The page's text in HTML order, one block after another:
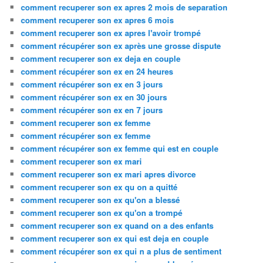
comment recuperer son ex apres 2 mois de separation
comment recuperer son ex apres 6 mois
comment recuperer son ex apres l'avoir trompé
comment récupérer son ex après une grosse dispute
comment recuperer son ex deja en couple
comment récupérer son ex en 24 heures
comment récupérer son ex en 3 jours
comment récupérer son ex en 30 jours
comment récupérer son ex en 7 jours
comment recuperer son ex femme
comment récupérer son ex femme
comment récupérer son ex femme qui est en couple
comment recuperer son ex mari
comment recuperer son ex mari apres divorce
comment recuperer son ex qu on a quitté
comment recuperer son ex qu'on a blessé
comment recuperer son ex qu'on a trompé
comment recuperer son ex quand on a des enfants
comment recuperer son ex qui est deja en couple
comment récupérer son ex qui n a plus de sentiment